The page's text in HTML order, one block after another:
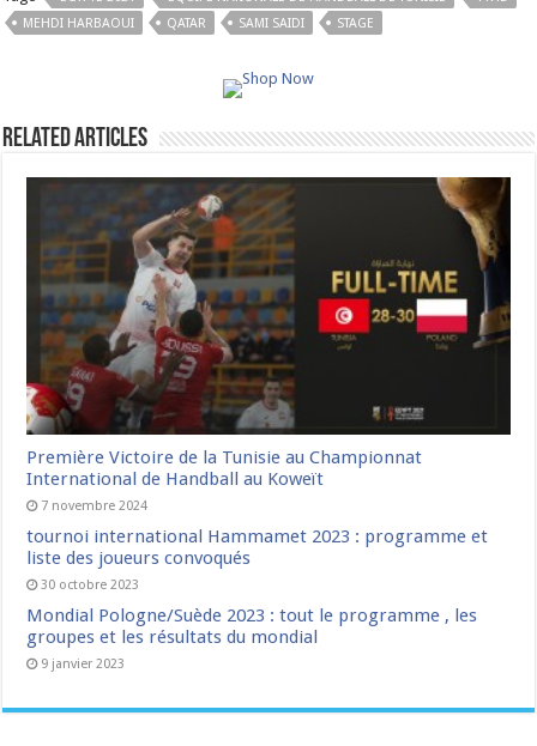
MEHDI HARBAOUI
QATAR SAMI SAIDI STAGE
Related Articles
Première Victoire de la Tunisie au Championnat
International de Handball au Koweït
7 novembre 2024
tournoi international Hammamet 2023 : programme et
liste des joueurs convoqués
30 octobre 2023
Mondial Pologne/Suède 2023 : tout le programme , les
groupes et les résultats du mondial
9 janvier 2023